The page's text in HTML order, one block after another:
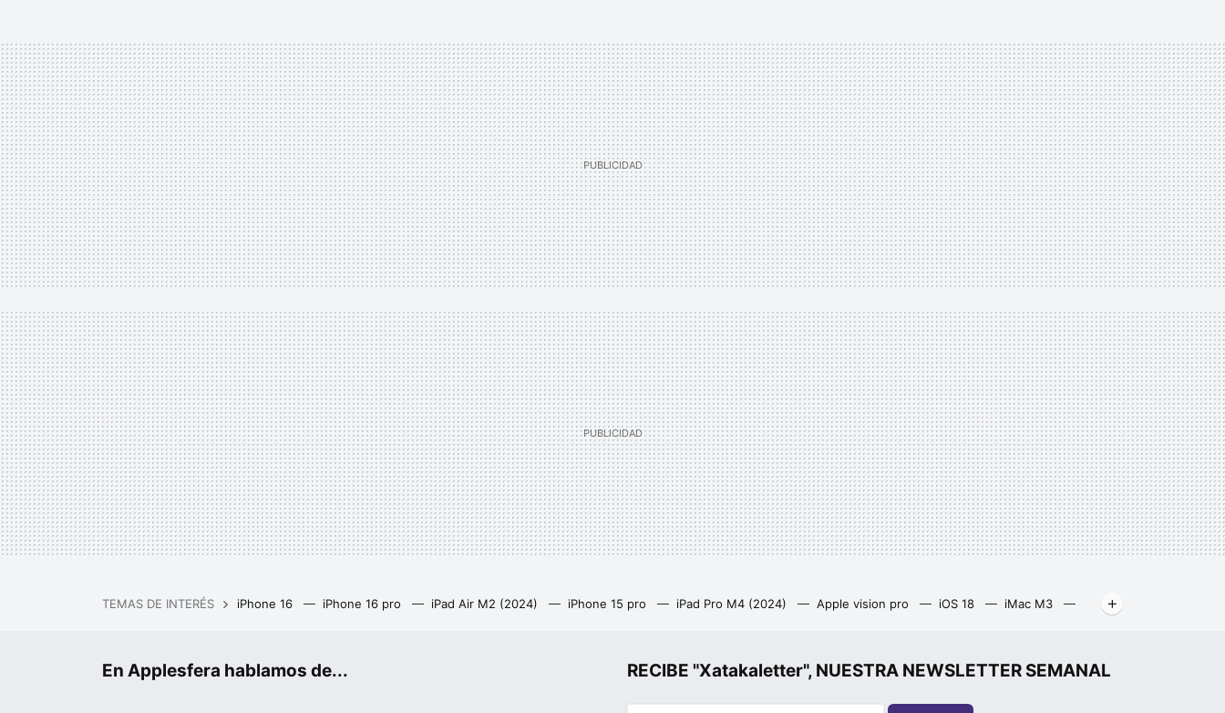
TEMAS DE INTERÉS iPhone 16 iPhone 16 pro iPad Air M2 (2024) iPhone 15 pro iPad Pro M4 (2024) Apple vision pro iOS 18
iMac M3
RECIBE "Xatakaletter", NUESTRA NEWSLETTER SEMANAL
En Applesfera hablamos de...